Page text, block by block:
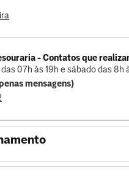
- Contatos que
07h às 19h e sábado das 8h
mensagens)